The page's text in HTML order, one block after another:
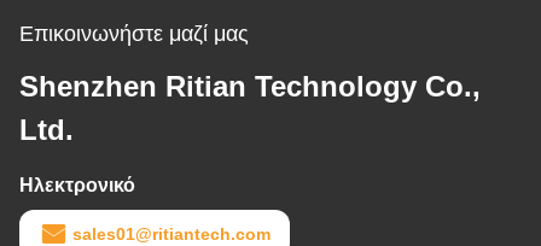
Επικοινωνήστε μαζί μας
Shenzhen Ritian Technology Co.,
Ltd.
Ηλεκτρονικό
sales01@ritiantech.com